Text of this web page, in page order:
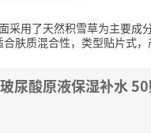
用了天然积雪草为主要成
肤质混合性，类型贴片式
尿酸原液保湿补水